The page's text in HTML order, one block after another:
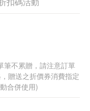
筆不累贈，請注意訂單
贈送之折價券消費指定
合併使用)